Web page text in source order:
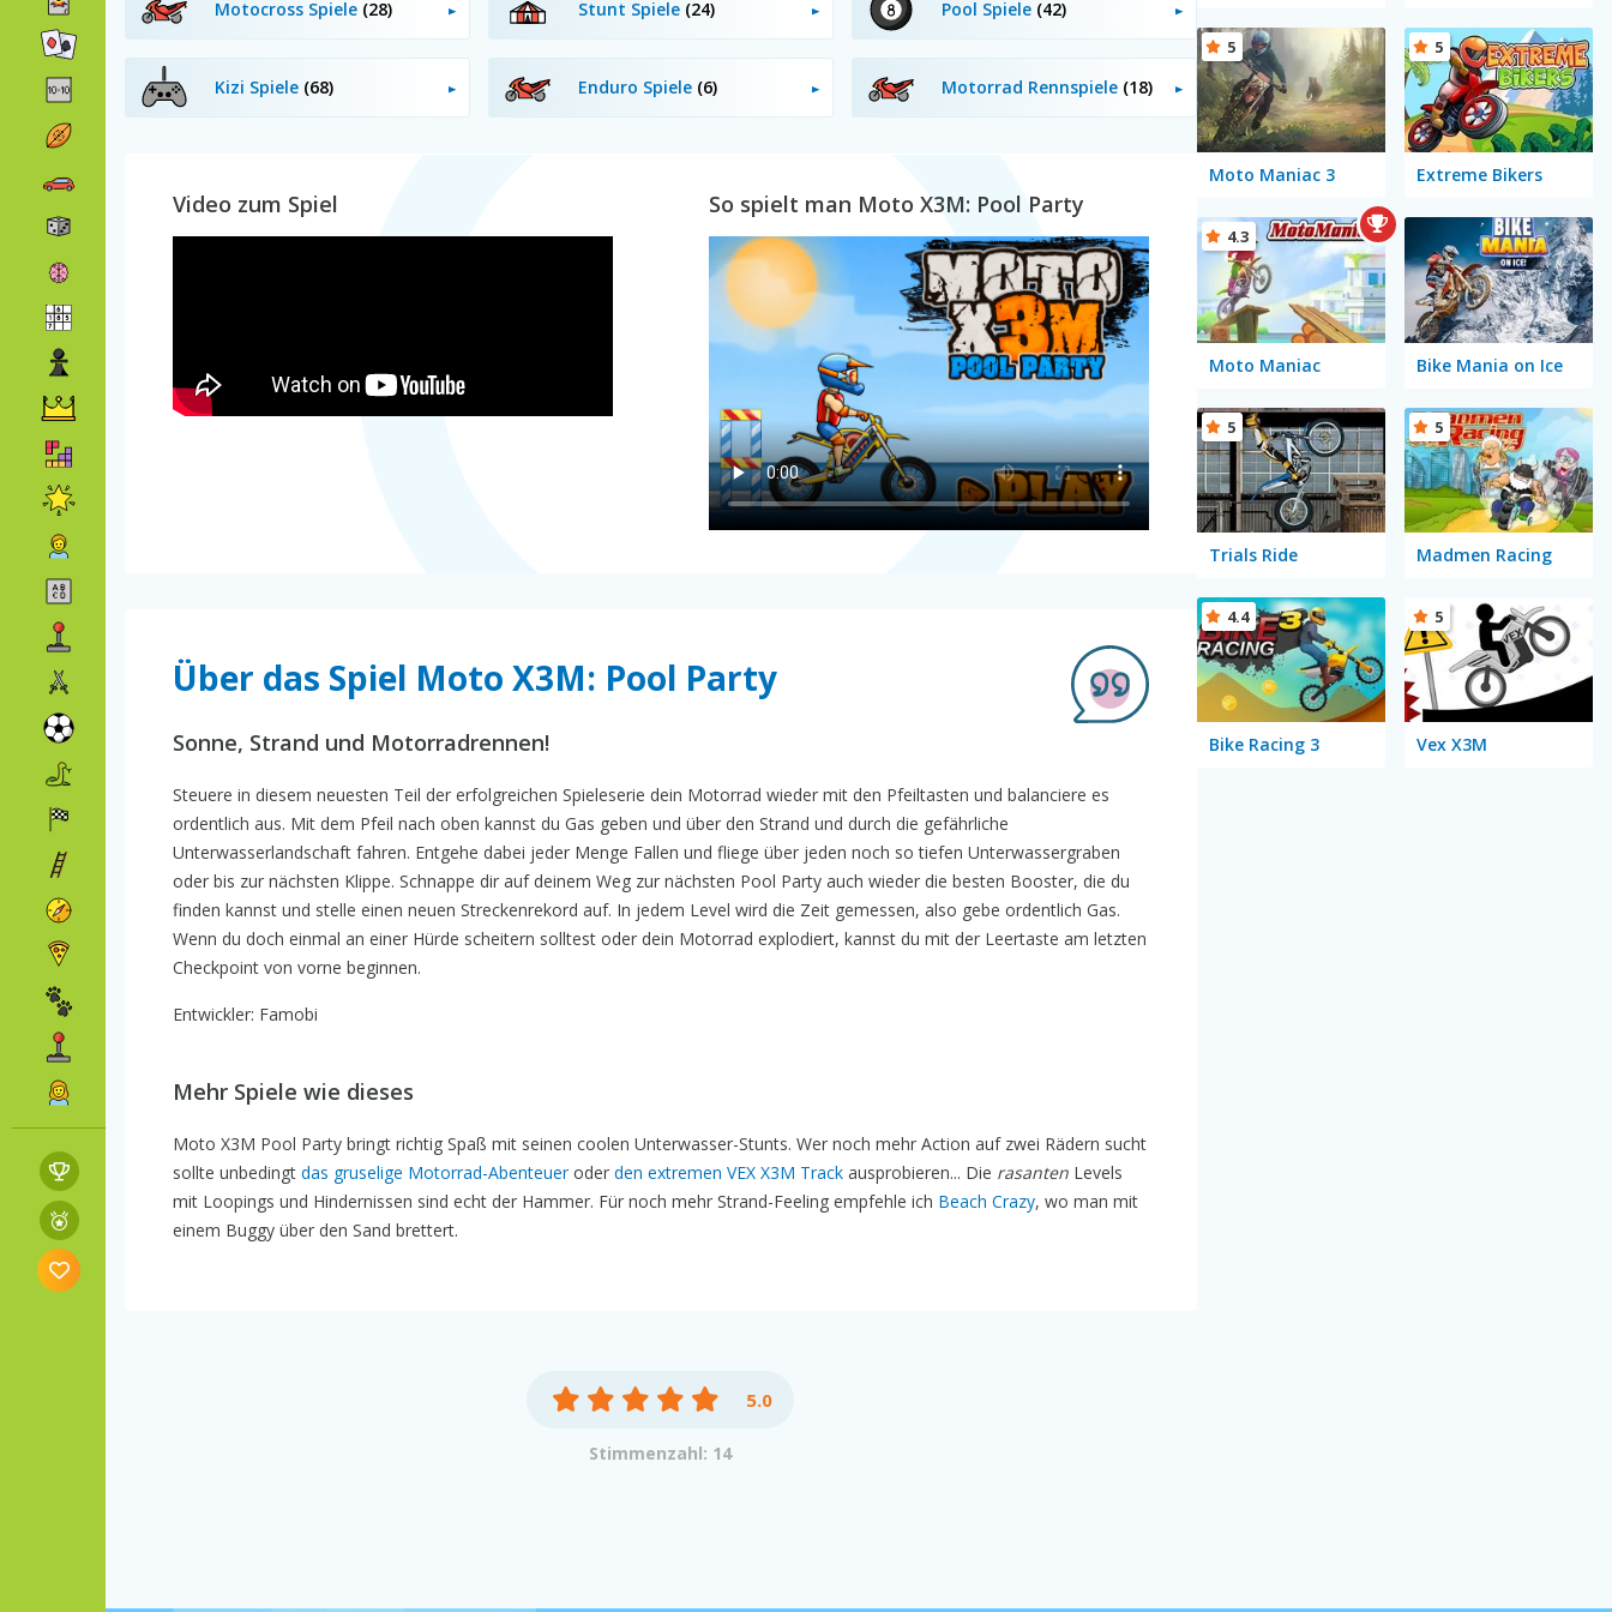
Motocross Spiele (28) Stunt Spiele (24) Pool Spiele (42)
Kizi Spiele (68) Enduro Spiele (6) Motorrad Rennspiele (18)
Video zum Spiel So spielt man Moto X3M: Pool Party
Über das Spiel Moto X3M: Pool Party
Sonne, Strand und Motorradrennen!
Steuere in diesem neuesten Teil der erfolgreichen Spieleserie dein Motorrad wieder mit den Pfeiltasten und balanciere es
ordentlich aus. Mit dem Pfeil nach oben kannst du Gas geben und über den Strand und durch die gefährliche
Unterwasserlandschaft fahren. Entgehe dabei jeder Menge Fallen und fliege über jeden noch so tiefen Unterwassergraben
oder bis zur nächsten Klippe. Schnappe dir auf deinem Weg zur nächsten Pool Party auch wieder die besten Booster, die du
finden kannst und stelle einen neuen Streckenrekord auf. In jedem Level wird die Zeit gemessen, also gebe ordentlich Gas.
Wenn du doch einmal an einer Hürde scheitern solltest oder dein Motorrad explodiert, kannst du mit der Leertaste am letzten
Checkpoint von vorne beginnen.
Entwickler: Famobi
Mehr Spiele wie dieses
Moto X3M Pool Party bringt richtig Spaß mit seinen coolen Unterwasser-Stunts. Wer noch mehr Action auf zwei Rädern sucht
sollte unbedingt das gruselige Motorrad-Abenteueroder den extremen VEX X3M Track ausprobieren... Die rasanten Levels
mit Loopings und Hindernissen sind echt der Hammer. Für noch mehr Strand-Feeling empfehle ich Beach Crazy, wo man mit
einem Buggy über den Sand brettert.
5.0
Stimmenzahl: 14
Moto Maniac 3
5
Extreme Bikers
5
Moto Maniac
4.3
Bike Mania on Ice
Trials Ride
5
Madmen Racing
5
Bike Racing 3
4.4
Vex X3M
5